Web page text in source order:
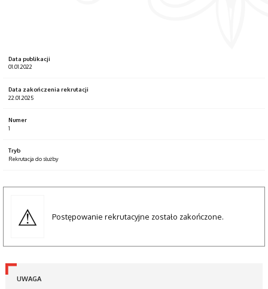
Data publikacji
01.01.2022
Data zakończenia rekrutacji
22.01.2025
Numer
1
Tryb
Rekrutacja do służby
Postępowanie rekrutacyjne zostało zakończone.
UWAGA